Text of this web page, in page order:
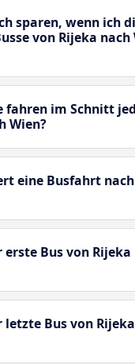
sparen, wenn ich
von Rijeka nach
fahren im Schnitt
Wien?
eine Busfahrt
Bus von Rijeka
Bus von